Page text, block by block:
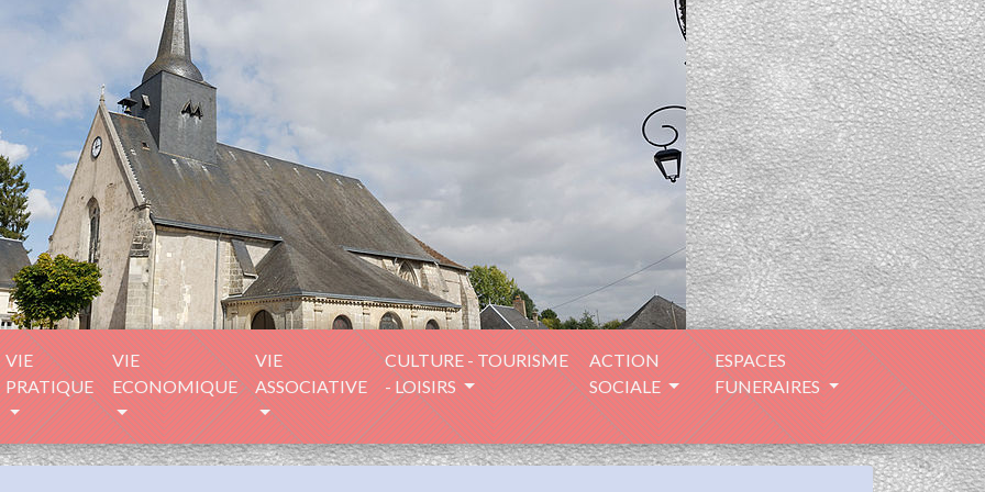
VIE
PRATIQUE
VIE
ECONOMIQUE
VIE
ASSOCIATIVE
CULTURE - TOURISME
- LOISIRS
ACTION
SOCIALE
ESPACES
FUNERAIRES